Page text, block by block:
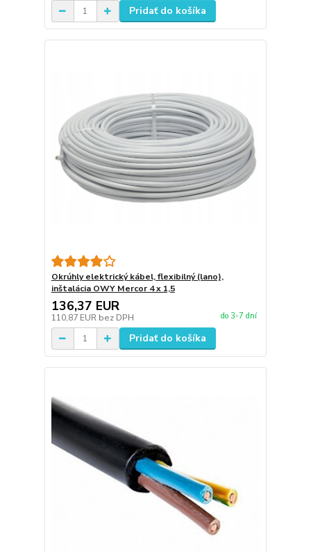
Pridať do košíka
Okrúhly elektrický kábel, flexibilný (lano),
inštalácia OWY Mercor 4 x 1,5
136,37 EUR
110,87 EUR bez DPH do 3-7 dní
Pridať do košíka